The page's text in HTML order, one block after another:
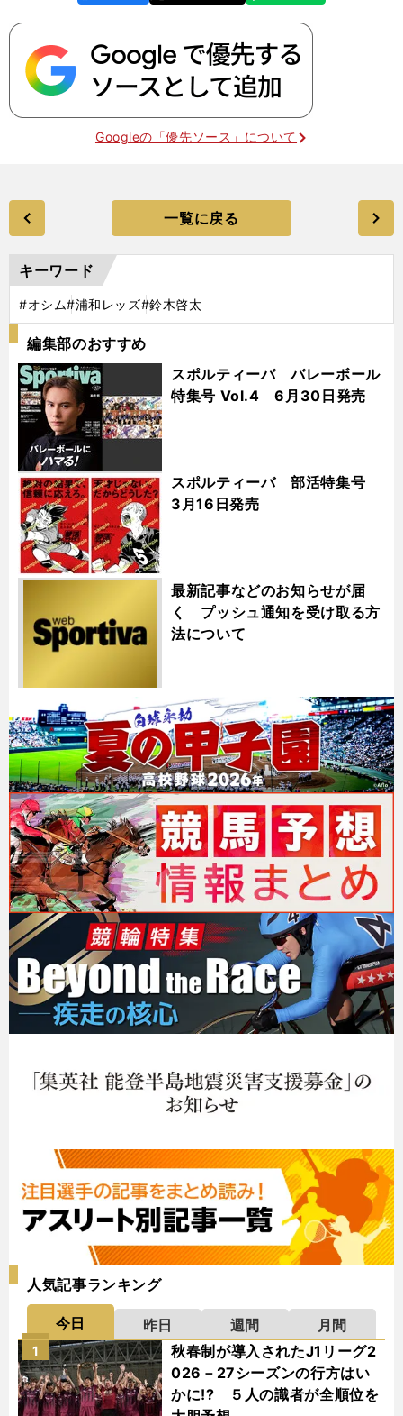
Googleの「優先ソース」について
一覧に戻る
キーワード
#オシム#浦和レッズ#鈴木啓太
編集部のおすすめ
スポルティーバ バレーボール
特集号 Vol.4 6月30日発売
スポルティーバ 部活特集号
3月16日発売
最新記事などのお知らせが届
く プッシュ通知を受け取る方
法について
人気記事ランキング
今日 昨日 週間
月間
秋春制が導入されたJ1リーグ2
026－27シーズンの行方はい
かに!? ５人の識者が全順位を
1